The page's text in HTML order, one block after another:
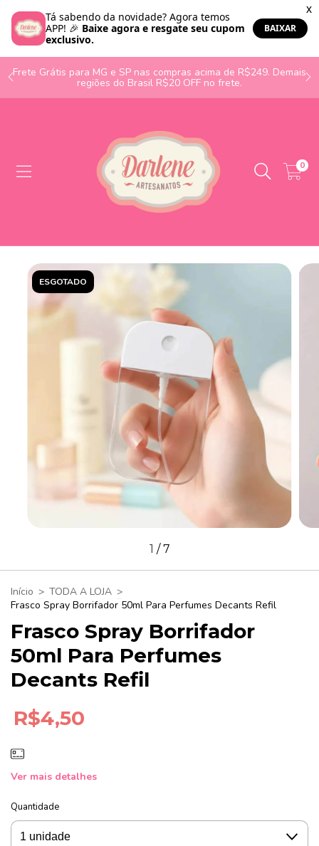
Frete Grátis para MG e SP nas compras acima de R$249. Demais
regiões do Brasil R$20 OFF no frete.
0
ESGOTADO
1 /7
Início > TODA A LOJA >
Frasco Spray Borrifador 50ml Para Perfumes Decants Refil
Frasco Spray Borrifador
50ml Para Perfumes
Decants Refil
R$4,50
Ver mais detalhes
Quantidade